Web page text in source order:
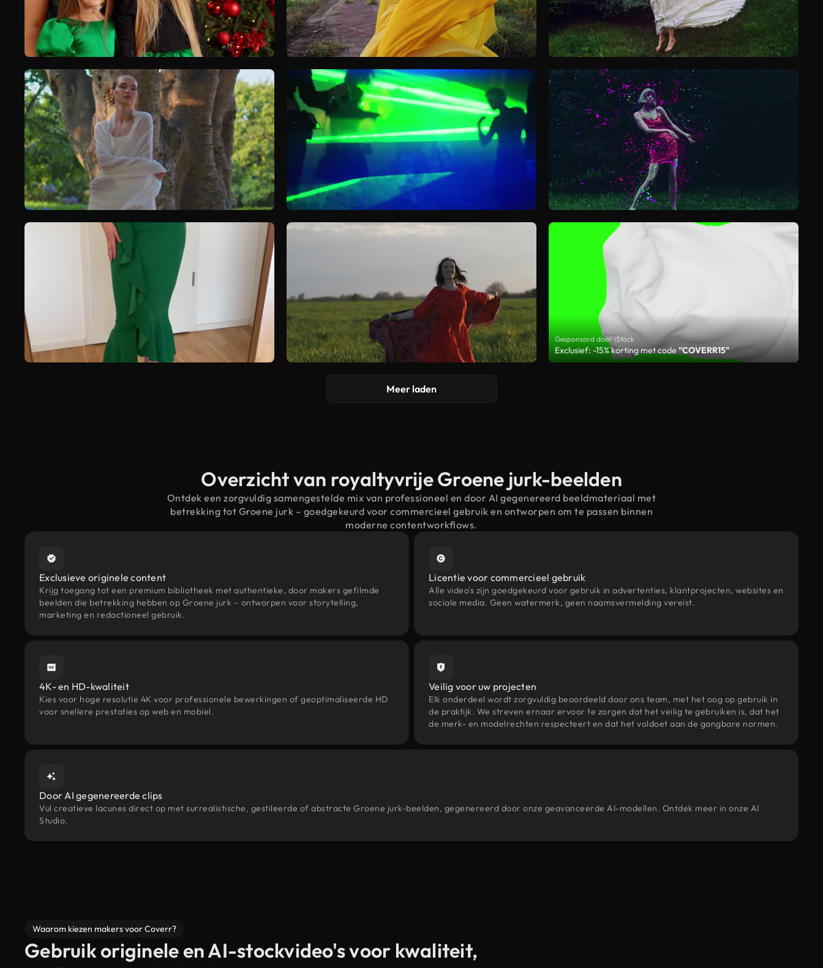
Gesponsord door iStock
Exclusief: -15% korting met code "COVERR15"
Meer laden
Overzicht van royaltyvrije Groene jurk-beelden
Ontdek een zorgvuldig samengestelde mix van professioneel en door AI gegenereerd beeldmateriaal met
betrekking tot Groene jurk – goedgekeurd voor commercieel gebruik en ontworpen om te passen binnen
moderne contentworkflows.
Exclusieve originele content
Krijg toegang tot een premium bibliotheek met authentieke, door makers gefilmde
beelden die betrekking hebben op Groene jurk – ontworpen voor storytelling,
marketing en redactioneel gebruik.
Licentie voor commercieel gebruik
Alle video's zijn goedgekeurd voor gebruik in advertenties, klantprojecten, websites en
sociale media. Geen watermerk, geen naamsvermelding vereist.
4K- en HD-kwaliteit
Kies voor hoge resolutie 4K voor professionele bewerkingen of geoptimaliseerde HD
voor snellere prestaties op web en mobiel.
Veilig voor uw projecten
Elk onderdeel wordt zorgvuldig beoordeeld door ons team, met het oog op gebruik in
de praktijk. We streven ernaar ervoor te zorgen dat het veilig te gebruiken is, dat het
de merk- en modelrechten respecteert en dat het voldoet aan de gangbare normen.
Door AI gegenereerde clips
Vul creatieve lacunes direct op met surrealistische, gestileerde of abstracte Groene jurk-beelden, gegenereerd door onze geavanceerde AI-modellen. Ontdek meer in onze AI
Studio.
Waarom kiezen makers voor Coverr?
Gebruik originele en AI-stockvideo's voor kwaliteit,